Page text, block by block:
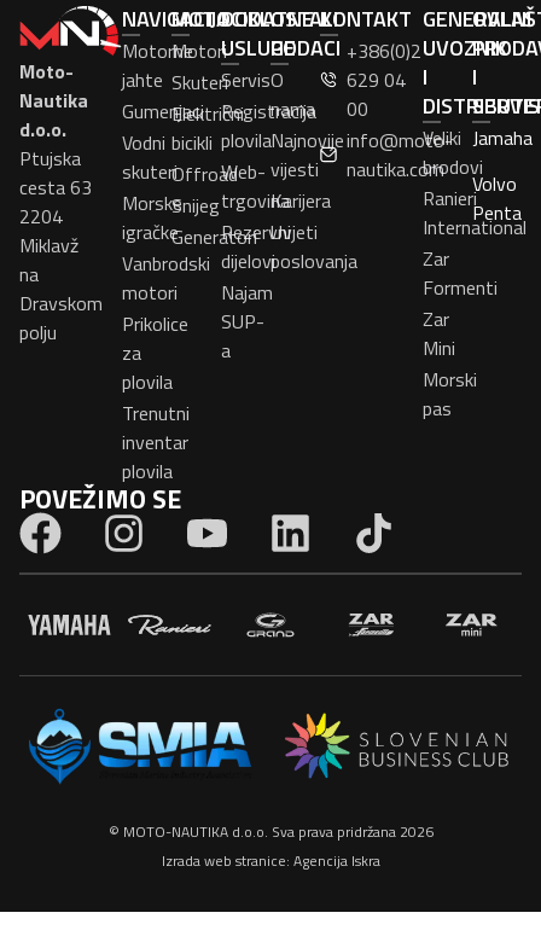
Moto-
Nautika
d.o.o.
Ptujska
cesta 63
2204
Miklavž
na
Dravskom
polju
NAVIGACIJA
Motorne
jahte
Gumenjaci
Vodni
skuteri
Morske
igračke
Vanbrodski
motori
Prikolice
za
plovila
Trenutni
inventar
plovila
MOTOCIKL
Motori
Skuteri
Električni
bicikli
Offroad
Snijeg
Generatori
DODATNE
USLUGE
Servis
Registracija
plovila
Web-
trgovina
Rezervni
dijelovi
Najam
SUP-
a
OSTALI
PODACI
O
nama
Najnovije
vijesti
Karijera
Uvjeti
poslovanja
KONTAKT
+386(0)2
629 04
00
info@moto-
nautika.com
GENERALNI
UVOZNIK
I
Veliki
brodovi
Ranieri
International
Zar
Formenti
Zar
Mini
Morski
pas
I
Jamaha
Volvo
Penta
POVEŽIMO SE
© MOTO-NAUTIKA d.o.o. Sva prava pridržana 2026
Izrada web stranice: Agencija Iskra